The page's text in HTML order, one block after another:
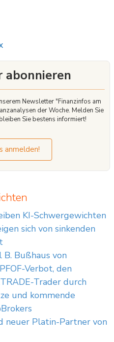
sollten überlegen, ob Sie verstehen,
Newsletter "Finanzinfos am
der Woche. Melden Sie
Sie bestens informiert!
anmelden!
KI-Schwergewichten
sich von sinkenden
Bußhaus von
Verbot, den
Trader durch
und kommende
neuer Platin-Partner von